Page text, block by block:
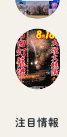
注目情報